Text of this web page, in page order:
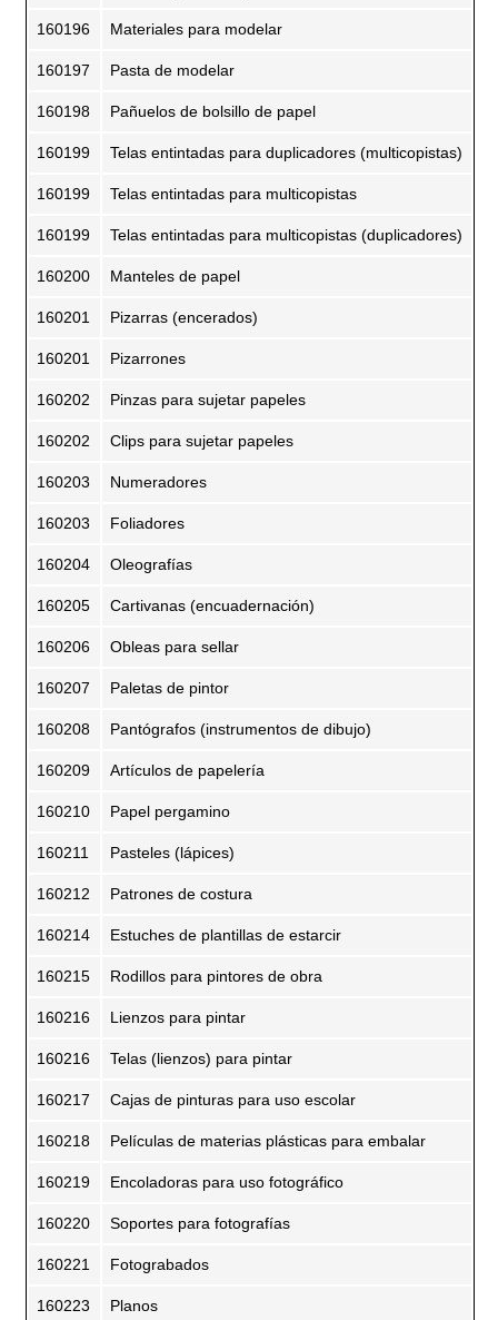
160196 Materiales para modelar
160197 Pasta de modelar
160198 Pañuelos de bolsillo de papel
160199 Telas entintadas para duplicadores (multicopistas)
160199 Telas entintadas para multicopistas
160199 Telas entintadas para multicopistas (duplicadores)
160200 Manteles de papel
160201 Pizarras (encerados)
160201 Pizarrones
160202 Pinzas para sujetar papeles
160202 Clips para sujetar papeles
160203 Numeradores
160203 Foliadores
160204 Oleografías
160205 Cartivanas (encuadernación)
160206 Obleas para sellar
160207 Paletas de pintor
160208 Pantógrafos (instrumentos de dibujo)
160209 Artículos de papelería
160210 Papel pergamino
160211 Pasteles (lápices)
160212 Patrones de costura
160214 Estuches de plantillas de estarcir
160215 Rodillos para pintores de obra
160216 Lienzos para pintar
160216 Telas (lienzos) para pintar
160217 Cajas de pinturas para uso escolar
160218 Películas de materias plásticas para embalar
160219 Encoladoras para uso fotográfico
160220 Soportes para fotografías
160221 Fotograbados
160223 Planos